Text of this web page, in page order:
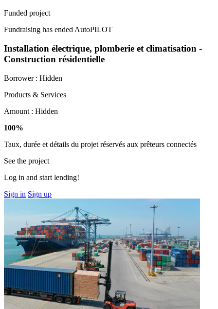
Funded project
Fundraising has ended AutoPILOT
Installation électrique, plomberie et climatisation -
Construction résidentielle
Borrower : Hidden
Products & Services
Amount : Hidden
100%
Taux, durée et détails du projet réservés aux prêteurs connectés
See the project
Log in and start lending!
Sign in Sign up